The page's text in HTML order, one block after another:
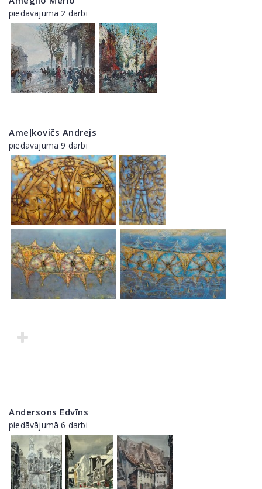
piedāvājumā 2 darbi
Ameļkovičs Andrejs
piedāvājumā 9 darbi
Andersons Edvīns
piedāvājumā 6 darbi